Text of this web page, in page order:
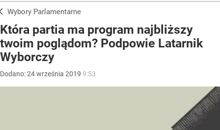
Wybory Parlamentarne
Która partia ma program najbliższy
twoim poglądom? Podpowie Latarnik
Wyborczy
Dodano:24września 2019 9:53